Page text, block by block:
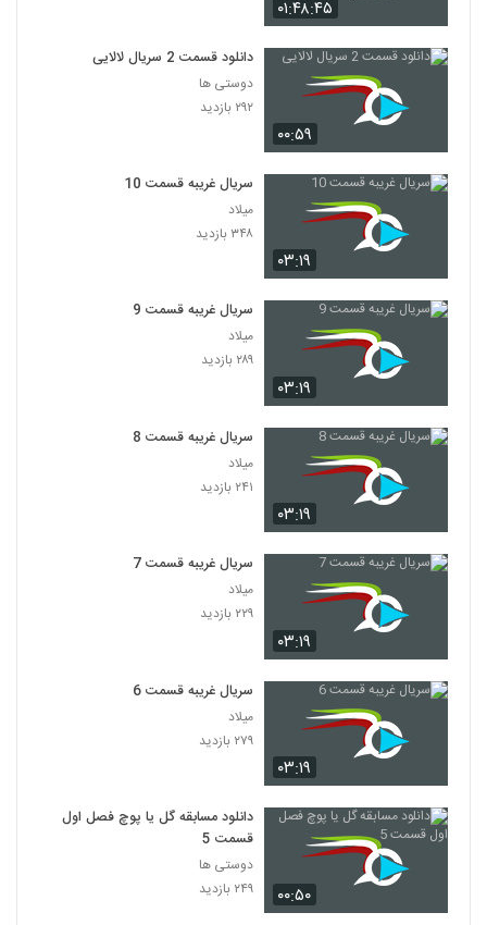
۰۱:۴۸:۴۵
۰۰:۵۹
دانلود قسمت 2 سریال لالایی
دوستی ها
۲۹۲ بازدید
۰۳:۱۹
سریال غریبه قسمت 10
میلاد
۳۴۸ بازدید
۰۳:۱۹
سریال غریبه قسمت 9
میلاد
۲۸۹ بازدید
۰۳:۱۹
سریال غریبه قسمت 8
میلاد
۲۴۱ بازدید
۰۳:۱۹
سریال غریبه قسمت 7
میلاد
۲۲۹ بازدید
۰۳:۱۹
سریال غریبه قسمت 6
میلاد
۲۷۹ بازدید
۰۰:۵۰
دانلود مسابقه گل یا پوچ فصل اول
قسمت 5
دوستی ها
۲۴۹ بازدید